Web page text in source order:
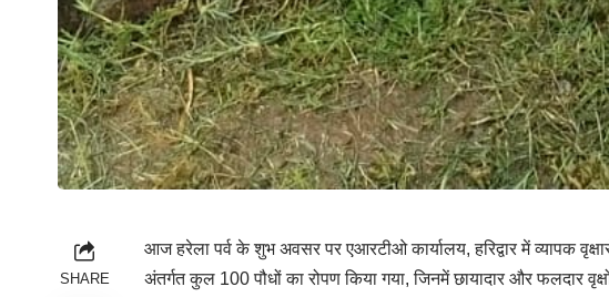
SHARE
आज हरेला पर्व के शुभ अवसर पर एआरटीओ कार्यालय, हरिद्वार में व्यापक
अंतर्गत कुल 100 पौधों का रोपण किया गया, जिनमें छायादार और फलदार